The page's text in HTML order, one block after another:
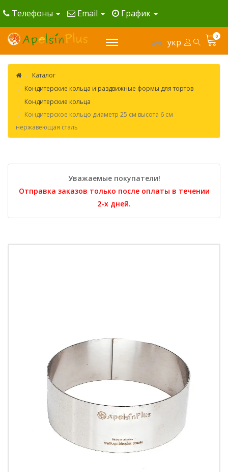
Телефоны Email График
рус укр
0
Каталог
Кондитерские кольца и раздвижные формы для тортов
Кондитерские кольца
Кондитерское кольцо диаметр 25 см высота 6 см
нержавеющая сталь
Уважаемые покупатели!
Отправка заказов только после оплаты в течении
2-х дней.